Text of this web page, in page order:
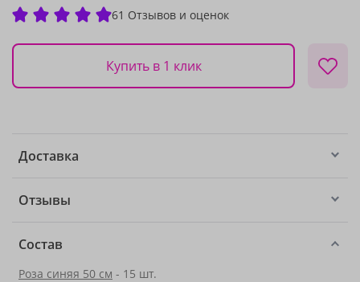
61 Отзывов и оценок
Купить в 1 клик
Доставка
Отзывы
Состав
Роза синяя 50 см - 15 шт.